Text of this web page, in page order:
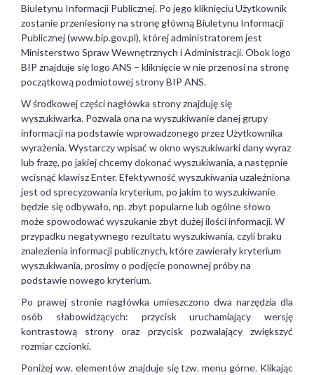
Biuletynu Informacji Publicznej. Po jego kliknięciu Użytkownik
zostanie przeniesiony na stronę główną Biuletynu Informacji
Publicznej (www.bip.gov.pl), której administratorem jest
Ministerstwo Spraw Wewnętrznych i Administracji. Obok logo
BIP znajduje się logo ANS – kliknięcie w nie przenosi na stronę
początkową podmiotowej strony BIP ANS.
W środkowej części nagłówka strony znajduję się
wyszukiwarka. Pozwala ona na wyszukiwanie danej grupy
informacji na podstawie wprowadzonego przez Użytkownika
wyrażenia. Wystarczy wpisać w okno wyszukiwarki dany wyraz
lub frazę, po jakiej chcemy dokonać wyszukiwania, a następnie
wcisnąć klawisz Enter. Efektywność wyszukiwania uzależniona
jest od sprecyzowania kryterium, po jakim to wyszukiwanie
będzie się odbywało, np. zbyt popularne lub ogólne słowo
może spowodować wyszukanie zbyt dużej ilości informacji. W
przypadku negatywnego rezultatu wyszukiwania, czyli braku
znalezienia informacji publicznych, które zawierały kryterium
wyszukiwania, prosimy o podjęcie ponownej próby na
podstawie nowego kryterium.
Po prawej stronie nagłówka umieszczono dwa narzędzia dla
osób słabowidzących: przycisk uruchamiający wersję
kontrastową strony oraz przycisk pozwalający zwiększyć
rozmiar czcionki.
Poniżej ww. elementów znajduje się tzw. menu górne. Klikając